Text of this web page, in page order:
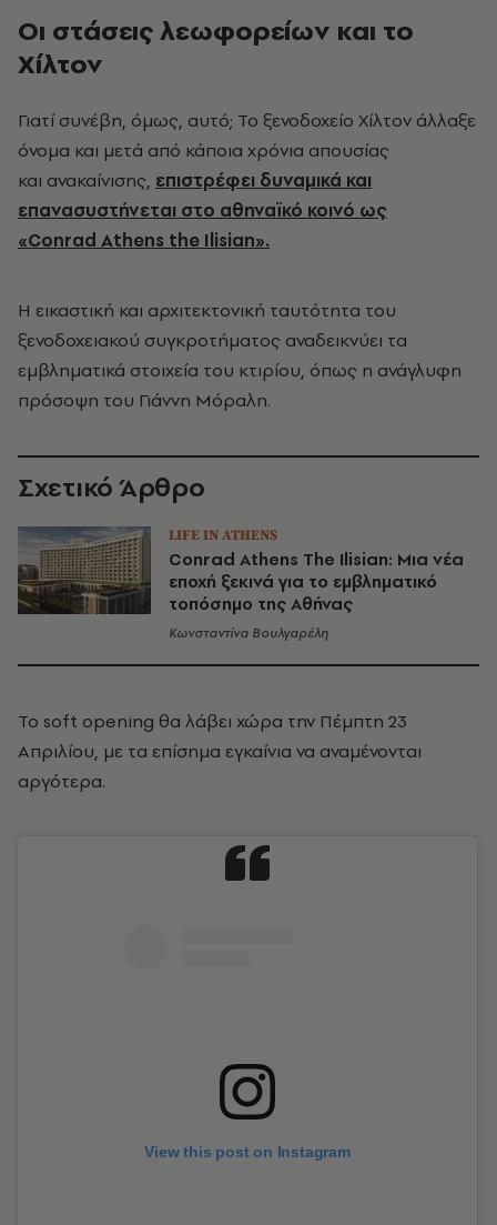
Οι στάσεις λεωφορείων και το
Χίλτον
Γιατί συνέβη, όμως, αυτό; Το ξενοδοχείο Χίλτον άλλαξε
όνομα και μετά από κάποια χρόνια απουσίας
και ανακαίνισης, επιστρέφει δυναμικά και
επανασυστήνεται στο αθηναϊκό κοινό ως
«Conrad Athens the Ilisian».
Η εικαστική και αρχιτεκτονική ταυτότητα του
ξενοδοχειακού συγκροτήματος αναδεικνύει τα
εμβληματικά στοιχεία του κτιρίου, όπως η ανάγλυφη
πρόσοψη του Γιάννη Μόραλη.
Σχετικό Άρθρο
LIFE IN ATHENS
Conrad Athens The Ilisian: Μια νέα
εποχή ξεκινά για το εμβληματικό
τοπόσημο της Αθήνας
Κωνσταντίνα Βουλγαρέλη
Το soft opening θα λάβει χώρα την Πέμπτη 23
Απριλίου, με τα επίσημα εγκαίνια να αναμένονται
αργότερα.
View this post on Instagram